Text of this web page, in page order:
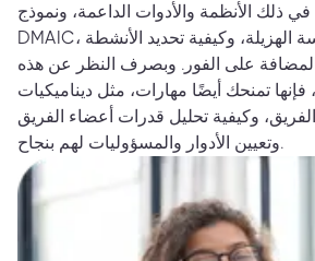
ذلك الأنظمة والأدوات الداعمة، ونموذج
DMAIC، وفهم مفاهيم المؤسسة الهزيلة، وكيفية تحديد الأنشطة
على الفور. وبصرف النظر عن هذه
تمنحك أيضًا مهارات، مثل ديناميكيات
وكيفية تحليل قدرات أعضاء الفريق
وتعيين الأدوار والمسؤوليات لهم بنجاح.